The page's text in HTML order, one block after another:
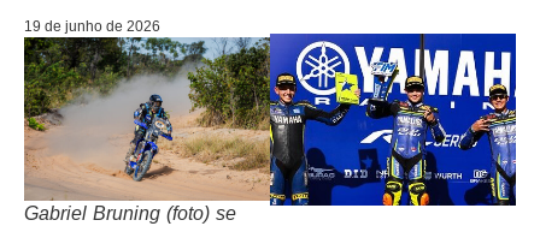
19 de junho de 2026
Gabriel Bruning (foto) se